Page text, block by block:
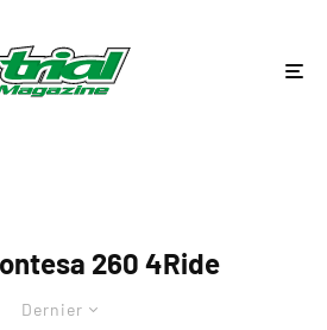
260 4Ride
Dernier